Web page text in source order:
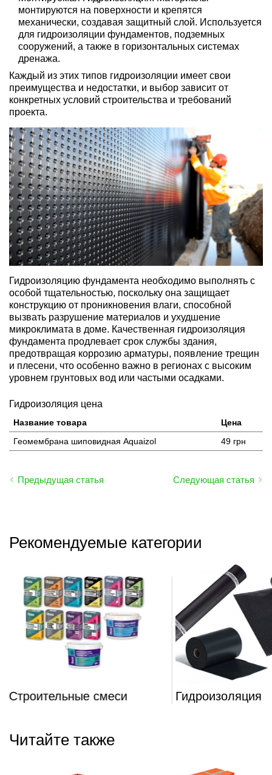
монтируются на поверхности и крепятся
механически, создавая защитный слой. Используется
для гидроизоляции фундаментов, подземных
сооружений, а также в горизонтальных системах
дренажа.
Каждый из этих типов гидроизоляции имеет свои
преимущества и недостатки, и выбор зависит от
конкретных условий строительства и требований
проекта.
Гидроизоляцию фундамента необходимо выполнять с
особой тщательностью, поскольку она защищает
конструкцию от проникновения влаги, способной
вызвать разрушение материалов и ухудшение
микроклимата в доме. Качественная гидроизоляция
фундамента продлевает срок службы здания,
предотвращая коррозию арматуры, появление трещин
и плесени, что особенно важно в регионах с высоким
уровнем грунтовых вод или частыми осадками.
Гидроизоляция цена
Название товара
Цена
Геомембрана шиповидная Aquaizol
49 грн
Предыдущая статья Следующая статья
Рекомендуемые категории
Строительные смеси Гидроизоляция
Читайте также